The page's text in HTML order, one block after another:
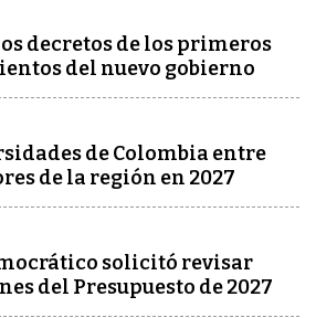
decretos de los primeros
del nuevo gobierno
de Colombia entre
de la región en 2027
solicitó revisar
del Presupuesto de 2027